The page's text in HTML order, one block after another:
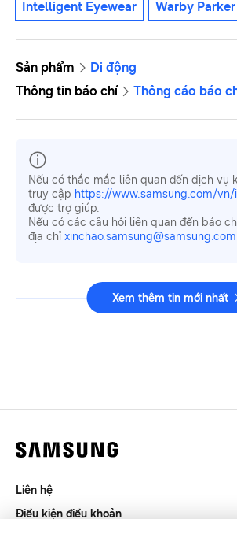
Intelligent Eyewear Warby Parker
Sản phẩm
Di động
Thông tin báo chí
Thông cáo báo
Nếu có thắc mắc liên quan đến dịch vụ
truy cập https://www.samsung.com/
được trợ giúp.
Nếu có các câu hỏi liên quan đến báo
địa chỉ xinchao.samsung@samsung.com
Xem thêm tin mới nhất
Liên hệ
Điều kiện điều khoản